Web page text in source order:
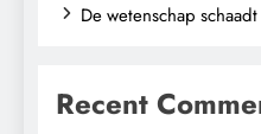
De wetenschap
Recent